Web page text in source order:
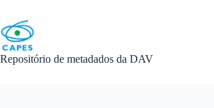
content
Repositório de metadados da DAV